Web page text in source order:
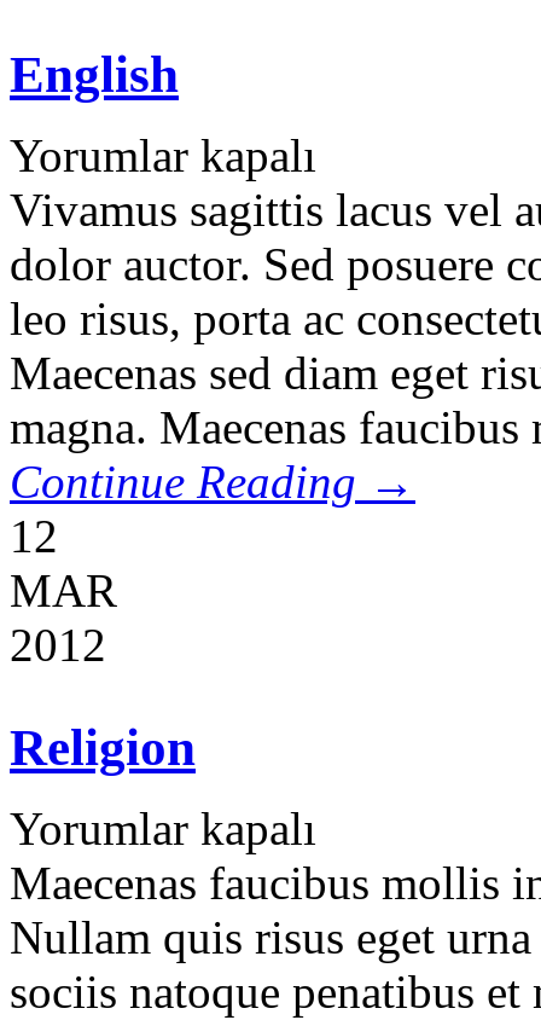
English
Yorumlar kapalı
Vivamus sagittis lacus vel
dolor auctor. Sed posuere
leo risus, porta ac
Maecenas sed diam eget
magna. Maecenas
Continue Reading →
12
MAR
2012
Religion
Yorumlar kapalı
Maecenas faucibus mollis
Nullam quis risus eget
sociis natoque penatibus